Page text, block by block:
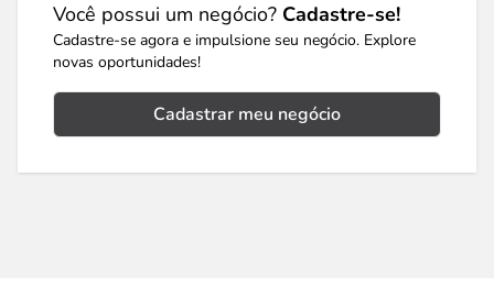
Você possui um negócio? Cadastre-se!
Cadastre-se agora e impulsione seu negócio. Explore
novas oportunidades!
Cadastrar meu negócio